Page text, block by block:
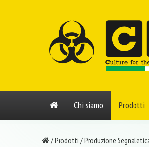
Chi siamo Prodotti
/Prodotti /Produzione